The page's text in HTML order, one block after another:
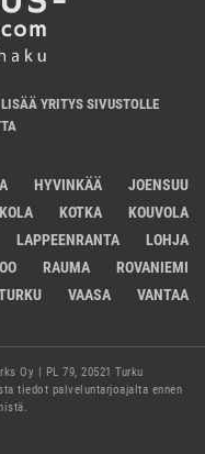
LISÄÄ YRITYS SIVUSTOLLE
HYVINKÄÄ
JOENSUU
KOTKA
KOUVOLA
LAPPEENRANTA
LOHJA
RAUMA
ROVANIEMI
VAASA VANTAA
Oy | PL 79, 20521 Turku
tiedot palveluntarjoajalta ennen